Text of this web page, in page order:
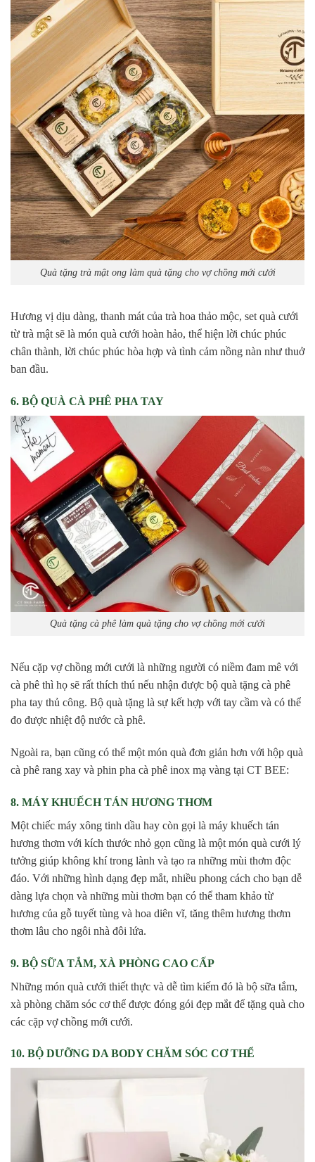
Quà tặng trà mật ong làm quà tặng cho vợ chồng mới cưới
Hương vị dịu dàng, thanh mát của trà hoa thảo mộc, set quà cưới
từ trà mật sẽ là món quà cưới hoàn hảo, thể hiện lời chúc phúc
chân thành, lời chúc phúc hòa hợp và tình cảm nồng nàn như thuở
ban đầu.
6. BỘ QUÀ CÀ PHÊ PHA TAY
Quà tặng cà phê làm quà tặng cho vợ chồng mới cưới
Nếu cặp vợ chồng mới cưới là những người có niềm đam mê với
cà phê thì họ sẽ rất thích thú nếu nhận được bộ quà tặng cà phê
pha tay thủ công. Bộ quà tặng là sự kết hợp với tay cầm và có thể
đo được nhiệt độ nước cà phê.
Ngoài ra, bạn cũng có thể một món quà đơn giản hơn với hộp quà
cà phê rang xay và phin pha cà phê inox mạ vàng tại CT BEE:
8. MÁY KHUẾCH TÁN HƯƠNG THƠM
Một chiếc máy xông tinh dầu hay còn gọi là máy khuếch tán
hương thơm với kích thước nhỏ gọn cũng là một món quà cưới lý
tưởng giúp không khí trong lành và tạo ra những mùi thơm độc
đáo. Với những hình dạng đẹp mắt, nhiều phong cách cho bạn dễ
dàng lựa chọn và những mùi thơm bạn có thể tham khảo từ
hương của gỗ tuyết tùng và hoa diên vĩ, tăng thêm hương thơm
thơm lâu cho ngôi nhà đôi lứa.
9. BỘ SỮA TẮM, XÀ PHÒNG CAO CẤP
Những món quà cưới thiết thực và dễ tìm kiếm đó là bộ sữa tắm,
xà phòng chăm sóc cơ thể được đóng gói đẹp mắt để tặng quà cho
các cặp vợ chồng mới cưới.
10. BỘ DƯỠNG DA BODY CHĂM SÓC CƠ THỂ